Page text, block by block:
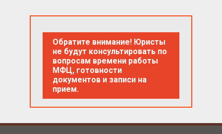
Обратите внимание! Юристы
не будут консультировать по
вопросам времени работы
МФЦ, готовности
документов и записи на
прием.